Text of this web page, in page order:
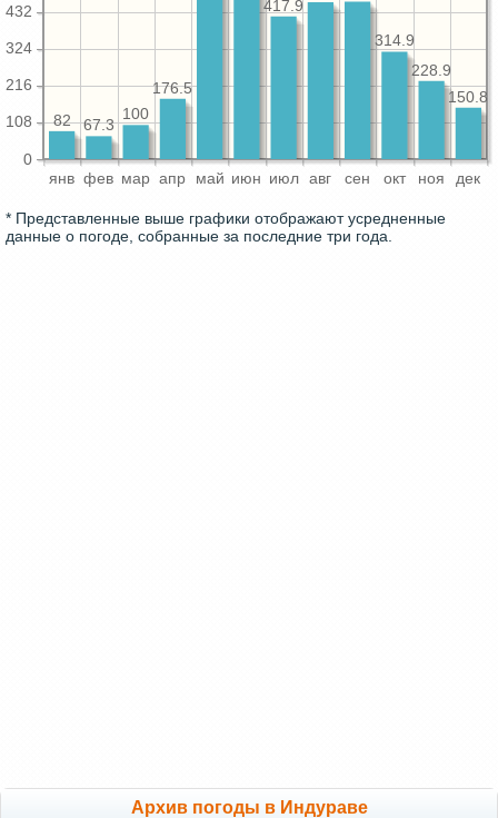
янв фев мар апр май июн июл авг сен окт ноя дек
0
108
216
324
432
150.8
228.9
314.9
417.9
176.5
100
67.3
82
* Представленные выше графики отображают усредненные
данные о погоде, собранные за последние три года.
Архив погоды в Индураве